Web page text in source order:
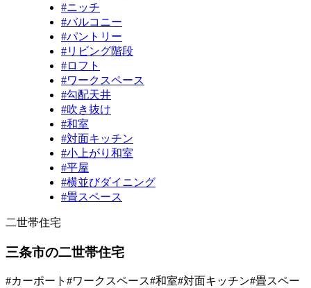
#ニッチ
#バルコニー
#パントリー
#リビング階段
#ロフト
#ワークスペース
#勾配天井
#吹き抜け
#和室
#対面キッチン
#小上がり和室
#平屋
#横並びダイニング
#畳スペース
二世帯住宅
三条市の二世帯住宅
#カーポート #ワークスペース#和室#対面キッチン#畳スペー